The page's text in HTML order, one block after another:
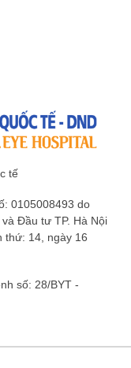
tế
0105008493 do
14, ngày 16
số: 28/BYT -